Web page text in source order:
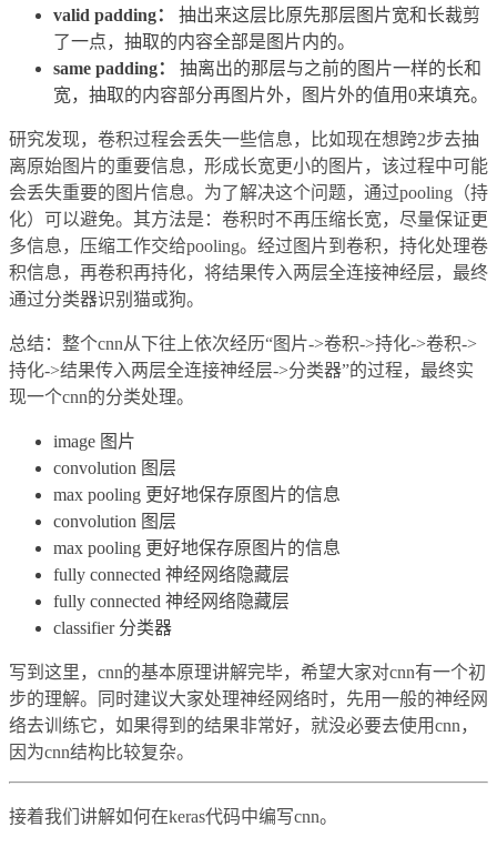
valid padding：
抽出来这层比原先那层图片宽和长裁剪
了一点，抽取的内容全部是图片内的。
same padding：
抽离出的那层与之前的图片一样的长和
宽，抽取的内容部分再图片外，图片外的值用0来填充。
研究发现，卷积过程会丢失一些信息，比如现在想跨2步去抽
离原始图片的重要信息，形成长宽更小的图片，该过程中可能
会丢失重要的图片信息。为了解决这个问题，通过pooling（持
化）可以避免。其方法是：卷积时不再压缩长宽，尽量保证更
多信息，压缩工作交给pooling。经过图片到卷积，持化处理卷
积信息，再卷积再持化，将结果传入两层全连接神经层，最终
通过分类器识别猫或狗。
总结：整个cnn从下往上依次经历“图片->卷积->持化->卷积->
持化->结果传入两层全连接神经层->分类器”的过程，最终实
现一个cnn的分类处理。
image 图片
convolution 图层
max pooling 更好地保存原图片的信息
convolution 图层
max pooling 更好地保存原图片的信息
fully connected 神经网络隐藏层
fully connected 神经网络隐藏层
classifier 分类器
写到这里，cnn的基本原理讲解完毕，希望大家对cnn有一个初
步的理解。同时建议大家处理神经网络时，先用一般的神经网
络去训练它，如果得到的结果非常好，就没必要去使用cnn，
因为cnn结构比较复杂。
接着我们讲解如何在keras代码中编写cnn。